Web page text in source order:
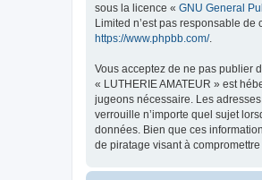
sous la licence « GNU General
Limited n’est pas responsable
https://www.phpbb.com/.
Vous acceptez de ne pas publier
« LUTHERIE AMATEUR » est
jugeons nécessaire. Les
verrouille n’importe quel sujet
données. Bien que ces
de piratage visant à compromettre